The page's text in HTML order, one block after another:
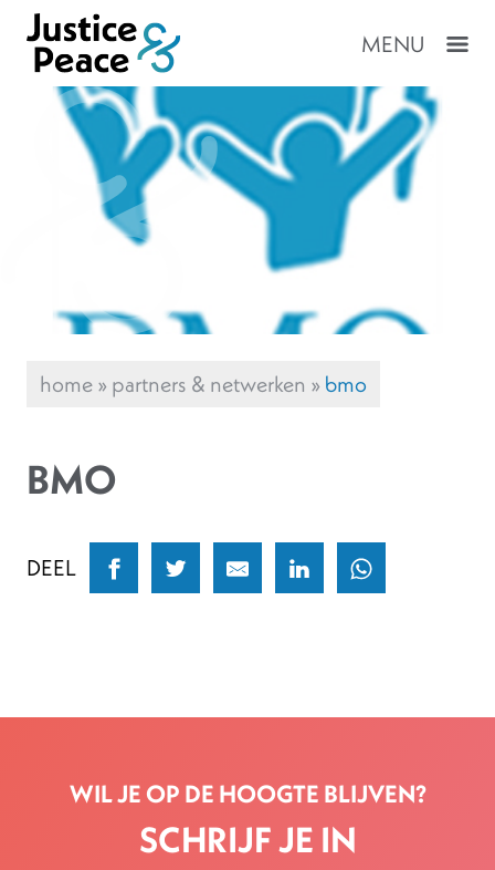
MENU
home»partners & netwerken »bmo
BMO
DEEL
WIL JE OP DE HOOGTE BLIJVEN?
SCHRIJF JE IN